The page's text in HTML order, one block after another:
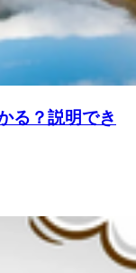
る？説明でき